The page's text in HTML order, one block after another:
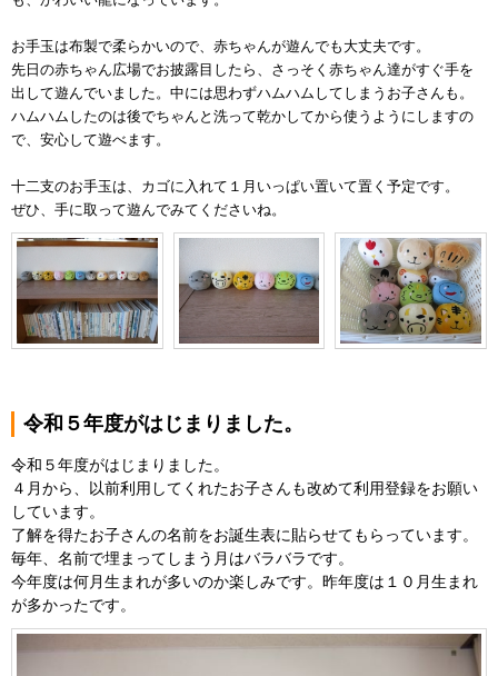
お手玉は布製で柔らかいので、赤ちゃんが遊んでも大丈夫です。
先日の赤ちゃん広場でお披露目したら、さっそく赤ちゃん達がすぐ手を
出して遊んでいました。中には思わずハムハムしてしまうお子さんも。
ハムハムしたのは後でちゃんと洗って乾かしてから使うようにしますの
で、安心して遊べます。
十二支のお手玉は、カゴに入れて１月いっぱい置いて置く予定です。
ぜひ、手に取って遊んでみてくださいね。
令和５年度がはじまりました。
令和５年度がはじまりました。
４月から、以前利用してくれたお子さんも改めて利用登録をお願い
しています。
了解を得たお子さんの名前をお誕生表に貼らせてもらっています。
毎年、名前で埋まってしまう月はバラバラです。
今年度は何月生まれが多いのか楽しみです。昨年度は１０月生まれ
が多かったです。